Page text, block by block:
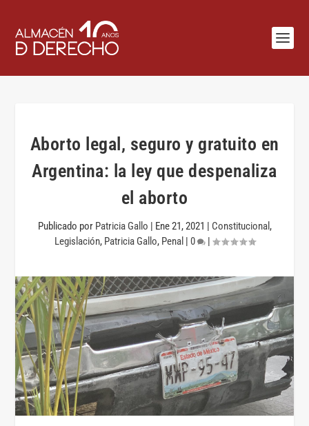
Aborto legal, seguro y gratuito en
Argentina: la ley que despenaliza
el aborto
Publicado por Patricia Gallo | Ene 21, 2021 | Constitucional ,
Legislación, Patricia Gallo, Penal | 0 |